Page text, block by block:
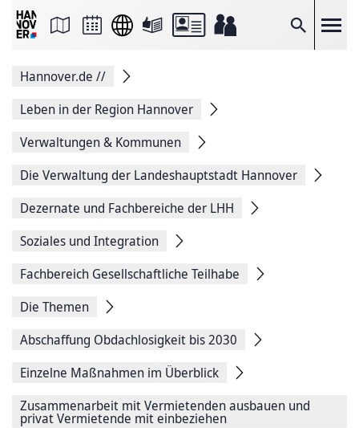
Suche
Seite
Facebook
teilen
Seitenlink
Seite
Hannover.de //
Leben in der Region Hannover
Verwaltungen & Kommunen
Die Verwaltung der Landeshauptstadt Hannover
Dezernate und Fachbereiche der LHH
Soziales und Integration
Fachbereich Gesellschaftliche Teilhabe
Die Themen
Abschaffung Obdachlosigkeit bis 2030
Einzelne Maßnahmen im Überblick
Zusammenarbeit mit Vermietenden ausbauen und
privat Vermietende mit einbeziehen